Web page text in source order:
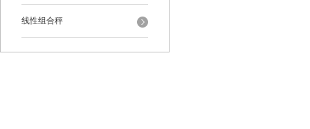
线性组合秤